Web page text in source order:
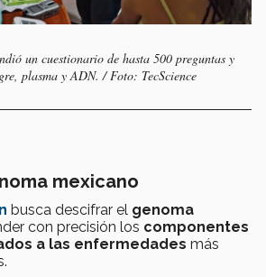
un cuestionario de hasta 500 preguntas y
plasma y ADN. / Foto: TecScience
mexicano
busca descifrar el genoma
con precisión los componentes
a las enfermedades más